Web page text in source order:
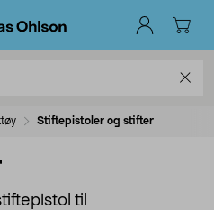
Stiftepistoler og stifter
til